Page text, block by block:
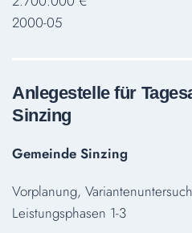
2000-05
Anlegestelle für
Sinzing
Gemeinde Sinzing
Vorplanung,
Leistungsphasen 1-3